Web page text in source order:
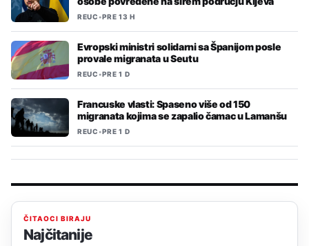
REUC•PRE 13 H
Evropski ministri solidarni sa Španijom posle
provale migranata u Seutu
REUC•PRE 1 D
Francuske vlasti: Spaseno više od 150
migranata kojima se zapalio čamac u Lamanšu
REUC•PRE 1 D
ČITAOCI BIRAJU
Najčitanije